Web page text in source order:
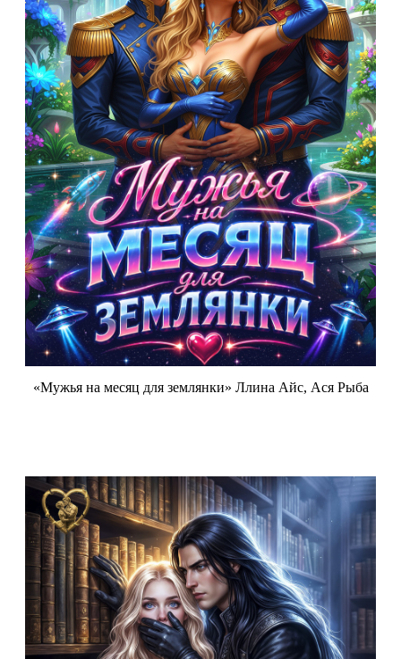
«Мужья на месяц для землянки» Ллина Айс, Ася Рыба